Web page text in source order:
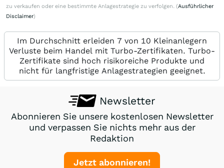
zu verkaufen oder eine bestimmte Anlagestrategie zu verfolgen. (Ausführlicher
Disclaimer)
Im Durchschnitt erleiden 7 von 10 Kleinanlegern
Verluste beim Handel mit Turbo-Zertifikaten. Turbo-
Zertifikate sind hoch risikoreiche Produkte und
nicht für langfristige Anlagestrategien geeignet.
Newsletter
Abonnieren Sie unsere kostenlosen Newsletter
und verpassen Sie nichts mehr aus der
Redaktion
Jetzt abonnieren!